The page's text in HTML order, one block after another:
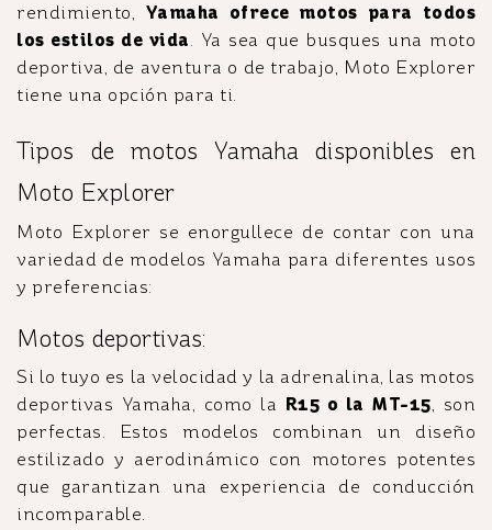
rendimiento, Yamaha ofrece motos para todos
los estilos de vida. Ya sea que busques una moto
deportiva, de aventura o de trabajo, Moto Explorer
tiene una opción para ti.
Tipos de motos Yamaha disponibles en
Moto Explorer
Moto Explorer se enorgullece de contar con una
variedad de modelos Yamaha para diferentes usos
y preferencias:
Motos deportivas:
Si lo tuyo es la velocidad y la adrenalina, las motos
deportivas Yamaha, como la R15 o la MT-15, son
perfectas. Estos modelos combinan un diseño
estilizado y aerodinámico con motores potentes
que garantizan una experiencia de conducción
incomparable.